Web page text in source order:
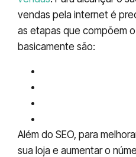
vendas pela internet é
as etapas que compõem
basicamente são:
Além do SEO, para
sua loja e aumentar o